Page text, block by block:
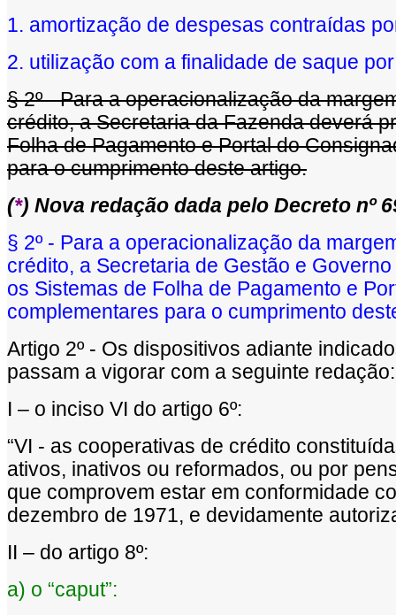
1. amortização de despesas contraídas
2. utilização com a finalidade de saque
§ 2º - Para a operacionalização da
crédito, a Secretaria da Fazenda deverá
Folha de Pagamento e Portal do
para o cumprimento deste artigo.
(*) Nova redação dada pelo Decreto nº
§ 2º- Para a operacionalização da
crédito, a Secretaria de Gestão e
os Sistemas de Folha de Pagamento e
complementares para o cumprimento
Artigo 2º - Os dispositivos adiante
passam a vigorar com a seguinte redação:
I – o inciso VI do artigo 6º:
“VI - as cooperativas de crédito
ativos, inativos ou reformados, ou por
que comprovem estar em conformidade
dezembro de 1971, e devidamente
II – do artigo 8º:
a) o “caput”: